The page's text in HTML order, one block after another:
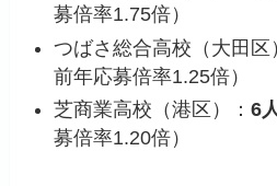
募倍率1.75倍）
つばさ総合高校（大田区
前年応募倍率1.25倍）
芝商業高校（港区）：6
募倍率1.20倍）